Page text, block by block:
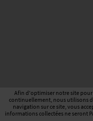
Afin d'optimiser notre site
continuellement, nous utilisons
navigation sur ce site, vous
informations collectées ne seront